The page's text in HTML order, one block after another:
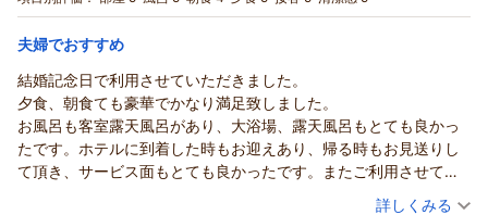
これからもお客様の声を大切にし、よりご満足いただける旅館
づくりに励みたいと存じます。
滅多に味わえない井づつやさんを体験出来て大満足な週末でし
ネスプラン：素泊まり（食事なし）≫
シングル 食事なし
宿泊価格帯： 9,001～10,000円(大人一人あたり/税込)
湯村温泉 佳泉郷 井づつやからの返信
らぐな様
この度は当館にご宿泊いただき誠にありがとうございました。
さらにはご滞在中ご満足いただけたようで大変うれしく存じま
す。
これからも努力を重ね、よりご満足いただける旅館づくりに邁
夫婦でおすすめ
結婚記念日で利用させていただきました。
夕食、朝食ても豪華でかなり満足致しました。
お風呂も客室露天風呂があり、大浴場、露天風呂もとても良かっ
たです。ホテルに到着した時もお迎えあり、帰る時もお見送りし
て頂き、サービス面もとても良かったです。またご利用させてい
（投稿日：2026/05/21）
詳しくみる